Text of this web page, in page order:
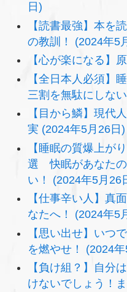
日)
【読書最強】本を
の教訓！ (2024年5
【心が楽になる】
【全日本人必須】
三割を無駄にしな
【目から鱗】現代
実 (2024年5月26日)
【睡眠の質爆上が
選 快眠があなたの
い！ (2024年5月26
【仕事辛い人】真
なたへ！ (2024年5
【思い出せ】いつ
を燃やせ！ (2024
【負け組？】自分
けないでしょう！